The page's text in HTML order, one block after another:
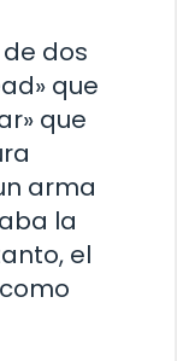
dos
que
que
arma
la
el